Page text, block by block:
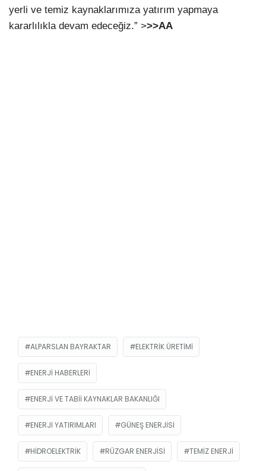
yerli ve temiz kaynaklarımıza yatırım yapmaya
kararlılıkla devam edeceğiz.” >>>AA
ALPARSLAN BAYRAKTAR ELEKTRIK ÜRETIMI
ENERJI HABERLERI
ENERJI VE TABII KAYNAKLAR BAKANLIĞI
ENERJI YATIRIMLARI GÜNEŞ ENERJISI
HIDROELEKTRIK RÜZGAR ENERJISI TEMIZ ENERJI